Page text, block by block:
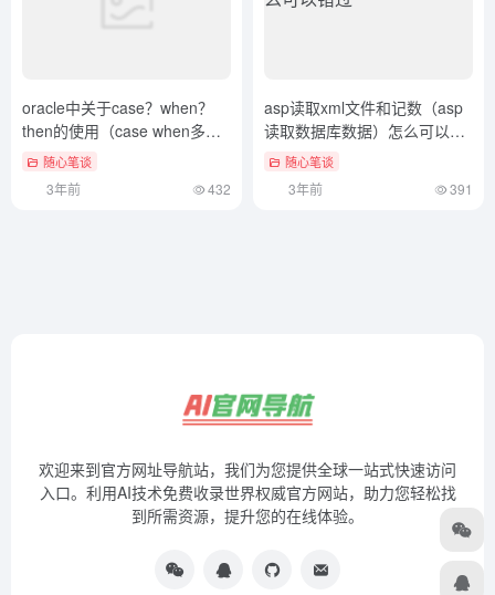
oracle中关于case？when？
then的使用（case when多个
条件如何连用）太疯狂了
随心笔谈
3年前 432
asp读取xml文件和记数（asp
读取数据库数据）怎么可以错
过 随心笔谈
3年前 391
欢迎来到官方网址导航站，我们为您提供全球一站式快速访问
入口。利用AI技术免费收录世界权威官方网站，助力您轻松找
到所需资源，提升您的在线体验。